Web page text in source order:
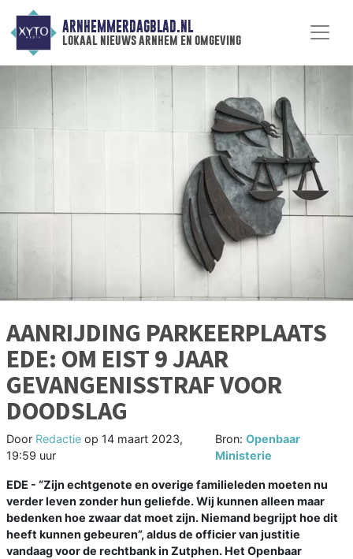
ARNHEMMERDAGBLAD.NL
lokaal nieuws arnhem en omgeving
AANRIJDING PARKEERPLAATS
EDE: OM EIST 9 JAAR
GEVANGENISSTRAF VOOR
DOODSLAG
Door Redactie op 14 maart 2023,
19:59 uur
Bron:Openbaar
Ministerie
EDE - “Zijn echtgenote en overige familieleden moeten nu
verder leven zonder hun geliefde. Wij kunnen alleen maar
bedenken hoe zwaar dat moet zijn. Niemand begrijpt hoe dit
heeft kunnen gebeuren”, aldus de officier van justitie
vandaag voor de rechtbank in Zutphen. Het Openbaar